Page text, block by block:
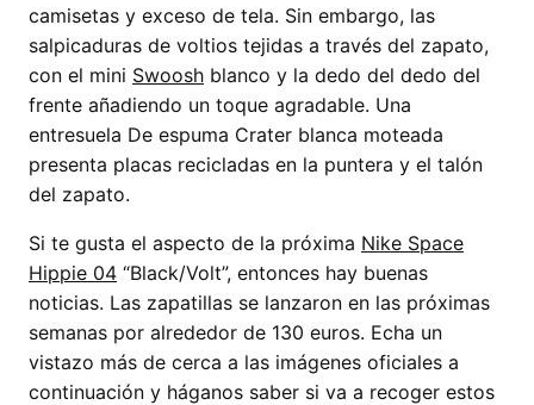
camisetas y exceso de tela. Sin embargo, las
salpicaduras de voltios tejidas a través del zapato,
con el mini Swoosh blanco y la dedo del dedo del
frente añadiendo un toque agradable. Una
entresuela De espuma Crater blanca moteada
presenta placas recicladas en la puntera y el talón
del zapato.
Si te gusta el aspecto de la próxima Nike Space
Hippie 04 “Black/Volt”, entonces hay buenas
noticias. Las zapatillas se lanzaron en las próximas
semanas por alrededor de 130 euros. Echa un
vistazo más de cerca a las imágenes oficiales a
continuación y háganos saber si va a recoger estos